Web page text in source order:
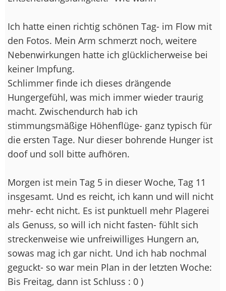
Ich hatte einen richtig schönen Tag- im Flow mit
den Fotos. Mein Arm schmerzt noch, weitere
Nebenwirkungen hatte ich glücklicherweise bei
keiner Impfung.
Schlimmer finde ich dieses drängende
Hungergefühl, was mich immer wieder traurig
macht. Zwischendurch hab ich
stimmungsmäßige Höhenflüge- ganz typisch für
die ersten Tage. Nur dieser bohrende Hunger ist
doof und soll bitte aufhören.
Morgen ist mein Tag 5 in dieser Woche, Tag 11
insgesamt. Und es reicht, ich kann und will nicht
mehr- echt nicht. Es ist punktuell mehr Plagerei
als Genuss, so will ich nicht fasten- fühlt sich
streckenweise wie unfreiwilliges Hungern an,
sowas mag ich gar nicht. Und ich hab nochmal
geguckt- so war mein Plan in der letzten Woche:
Bis Freitag, dann ist Schluss : 0 )